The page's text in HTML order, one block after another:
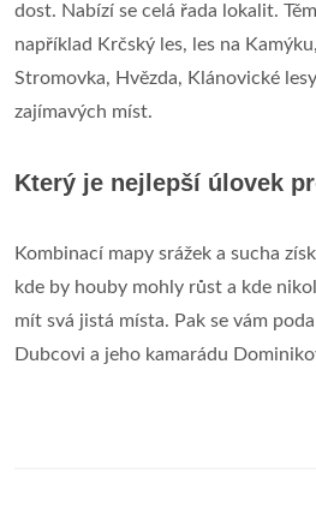
dost. Nabízí se celá řada lokalit.
například Krčský les, les na
Stromovka, Hvězda, Klánovické
zajímavých míst.
Který je nejlepší úlovek
Kombinací mapy srážek a sucha
kde by houby mohly růst a kde
mít svá jistá místa. Pak se vám
Dubcovi a jeho kamarádu